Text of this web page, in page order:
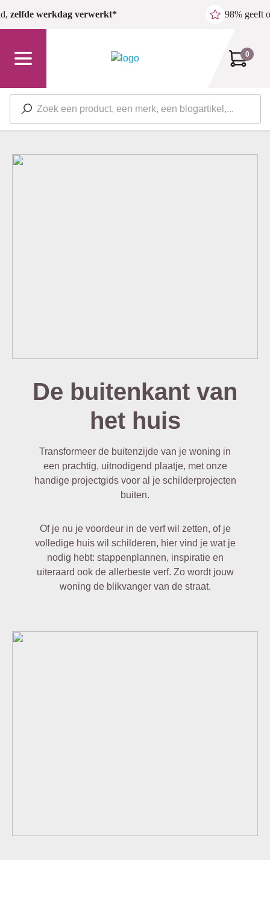
Ga naar de hoofdinhoud
zelfde werkdag verwerkt* 98% geeft
0
De buitenkant van
het huis
Transformeer de buitenzijde van je woning in
een prachtig, uitnodigend plaatje, met onze
handige projectgids voor al je schilderprojecten
buiten.
Of je nu je voordeur in de verf wil zetten, of je
volledige huis wil schilderen, hier vind je wat je
nodig hebt: stappenplannen, inspiratie en
uiteraard ook de allerbeste verf. Zo wordt jouw
woning de blikvanger van de straat.